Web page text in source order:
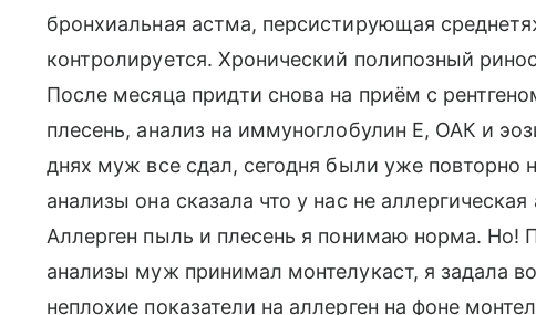
бронхиальная астма, персистирующая
контролируется. Хронический полипозный
После месяца придти снова на приём с
плесень, анализ на иммуноглобулин Е, ОАК и
днях муж все сдал, сегодня были уже повторно
анализы она сказала что у нас не
Аллерген пыль и плесень я понимаю норма. Но!
анализы муж принимал монтелукаст, я задала
неплохие показатели на аллерген на фоне